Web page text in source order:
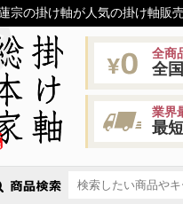
宗の掛け軸が人気の掛け軸販
全商
全
業界
最